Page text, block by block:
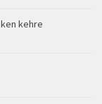
kehre